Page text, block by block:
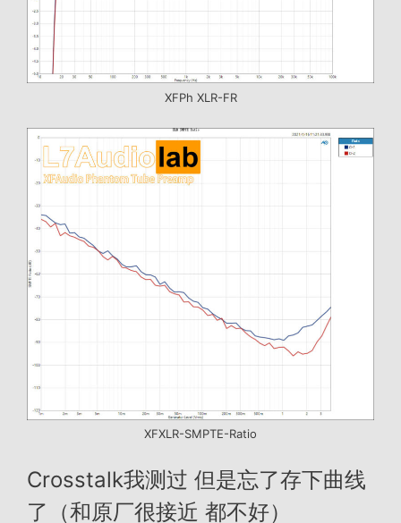
XFPh XLR-FR
XFXLR-SMPTE-Ratio
Crosstalk我测过 但是忘了存下曲线
了（和原厂很接近 都不好）